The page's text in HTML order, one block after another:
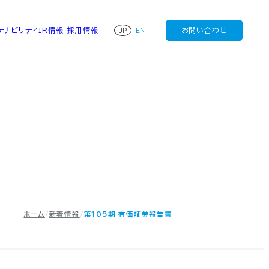
ナビリティIR情報 採用情報 JP EN お問い合わせ
ホーム 新着情報 第105期 有価証券報告書